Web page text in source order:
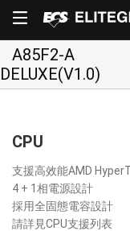
A85F2-A
DELUXE(V1.0)
CPU
支援高效能AMD
4 + 1相電源設計
採用全固態電容設計
請詳見CPU支援列表